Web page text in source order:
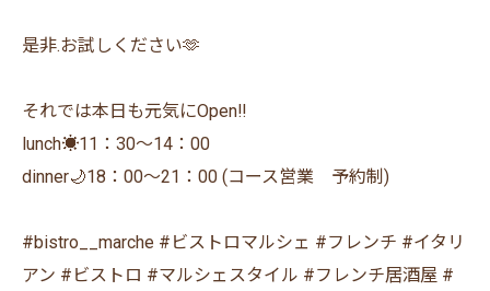
是非.お試しください🫶
それでは本日も元気にOpen‼︎
lunch☀️11：30〜14：00
dinner🌙18：00〜21：00 (コース営業 予約制)
#bistro__marche #ビストロマルシェ #フレンチ #イタリ
アン #ビストロ #マルシェスタイル #フレンチ居酒屋 #